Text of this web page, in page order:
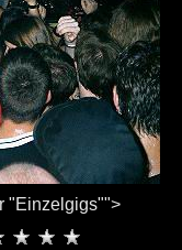
"Einzelgigs"">